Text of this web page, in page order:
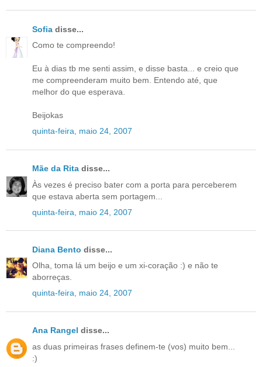
Sofia disse...
Como te compreendo!
Eu à dias tb me senti assim, e disse basta... e creio que
me compreenderam muito bem. Entendo até, que
melhor do que esperava.
Beijokas
quinta-feira, maio 24, 2007
Mãe da Rita disse...
Às vezes é preciso bater com a porta para perceberem
que estava aberta sem portagem...
quinta-feira, maio 24, 2007
Diana Bento disse...
Olha, toma lá um beijo e um xi-coração :) e não te
aborreças.
quinta-feira, maio 24, 2007
Ana Rangel disse...
as duas primeiras frases definem-te (vos) muito bem...
:)